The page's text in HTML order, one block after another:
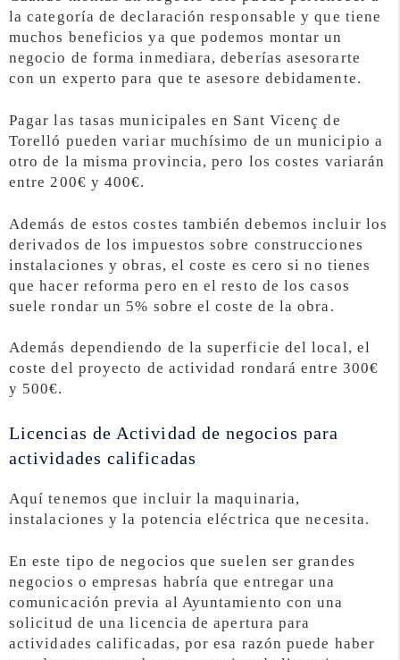
la categoría de declaración responsable y que tiene
muchos beneficios ya que podemos montar un
negocio de forma inmediara, deberías asesorarte
con un experto para que te asesore debidamente.
Pagar las tasas municipales en Sant Vicenç de
Torelló pueden variar muchísimo de un municipio a
otro de la misma provincia, pero los costes variarán
entre 200€ y 400€.
Además de estos costes también debemos incluir los
derivados de los impuestos sobre construcciones
instalaciones y obras, el coste es cero si no tienes
que hacer reforma pero en el resto de los casos
suele rondar un 5% sobre el coste de la obra.
Además dependiendo de la superficie del local, el
coste del proyecto de actividad rondará entre 300€
y 500€.
Licencias de Actividad de negocios para
actividades calificadas
Aquí tenemos que incluir la maquinaria,
instalaciones y la potencia eléctrica que necesita.
En este tipo de negocios que suelen ser grandes
negocios o empresas habría que entregar una
comunicación previa al Ayuntamiento con una
solicitud de una licencia de apertura para
actividades calificadas, por esa razón puede haber